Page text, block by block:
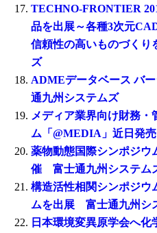
TECHNO-FRONTIER
品を出展～各種3次元
信頼性の高いものづくり
ズ
ADMEデータベース バ
通九州システムズ
メディア業界向け財務
ム「@MEDIA」近日発
薬物動態国際シンポジウ
催 富士通九州システム
構造活性相関シンポジウ
ムを出展 富士通九州シ
日本環境変異原学会へ